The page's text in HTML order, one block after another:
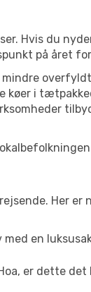
Hvis du
på året for
køer i
Her er
en
er dette